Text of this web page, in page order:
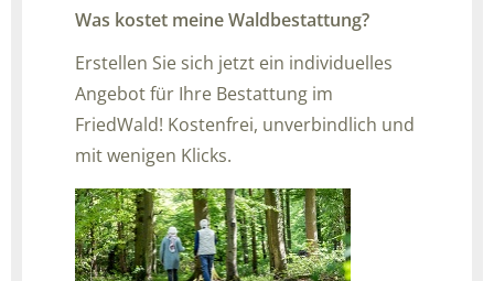
Was kostet meine Waldbestattung?
Erstellen Sie sich jetzt ein individuelles
Angebot für Ihre Bestattung im
FriedWald! Kostenfrei, unverbindlich und
mit wenigen Klicks.